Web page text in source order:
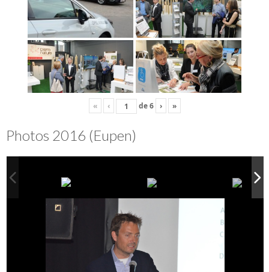
« ‹ de6 › »
Photos 2016 (Eupen)